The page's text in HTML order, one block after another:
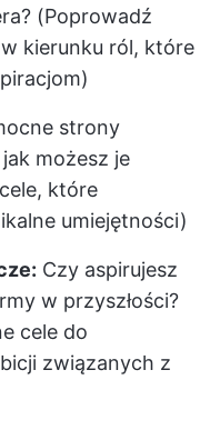
(Poprowadź
kierunku ról, które
strony
możesz je
które
umiejętności)
Czy aspirujesz
w przyszłości?
cele do
związanych z